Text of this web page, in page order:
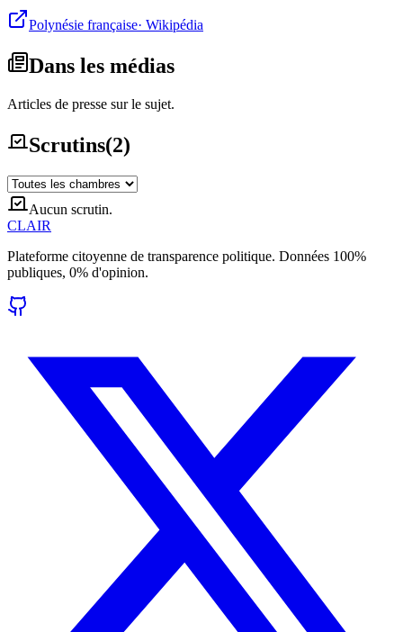
Polynésie française· Wikipédia
Dans les médias
Articles de presse sur le sujet.
Scrutins(2)
Aucun scrutin.
CLAIR
Plateforme citoyenne de transparence politique. Données 100%
publiques, 0% d'opinion.